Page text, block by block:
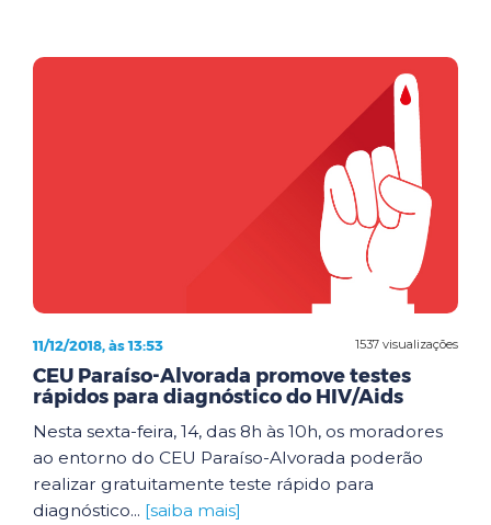
1537 visualizações
11/12/2018, às 13:53
CEU Paraíso-Alvorada promove testes
rápidos para diagnóstico do HIV/Aids
Nesta sexta-feira, 14, das 8h às 10h, os moradores
ao entorno do CEU Paraíso-Alvorada poderão
realizar gratuitamente teste rápido para
diagnóstico... [saiba mais]